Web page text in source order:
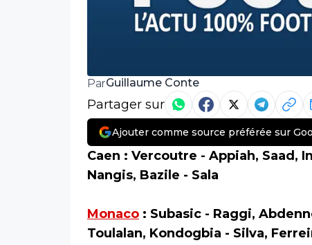
ParGuillaume Conte
Partager sur
Ajouter comme source préférée sur
Caen : Vercoutre - Appiah, Saad,
Nangis, Bazile - Sala
Monaco : Subasic - Raggi,
Toulalan, Kondogbia - Silva,